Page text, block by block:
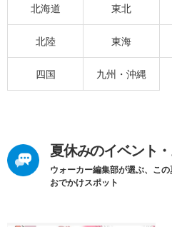
北海道 東北
北陸 東海
四国 九州・沖縄
夏休みのイベント
ウォーカー編集部が選ぶ、こ
おでかけスポット